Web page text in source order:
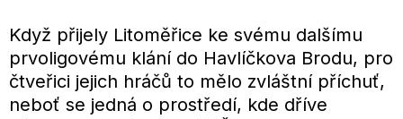
Když přijely Litoměřice ke svému dalšímu
prvoligovému klání do Havlíčkova Brodu, pro
čtveřici jejich hráčů to mělo zvláštní příchuť,
neboť se jedná o prostředí, kde dříve